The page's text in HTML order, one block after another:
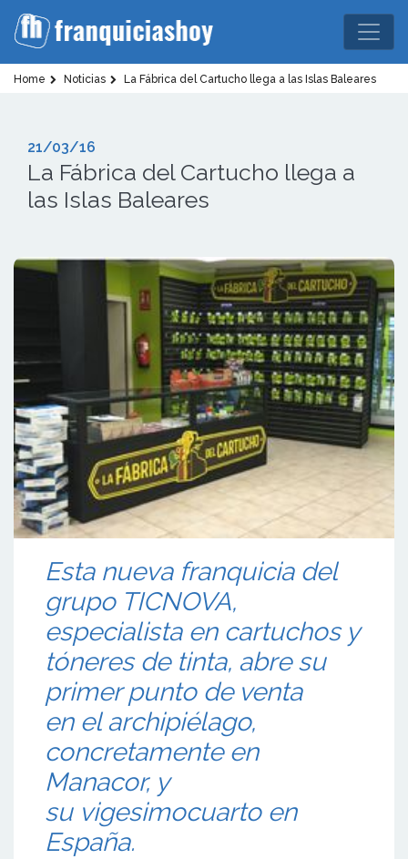
Home Noticias La Fábrica del Cartucho llega a las Islas Baleares
21/03/16
La Fábrica del Cartucho llega a
las Islas Baleares
Esta nueva franquicia del
grupo TICNOVA,
especialista en cartuchos y
tóneres de tinta, abre su
primer punto de venta
en el archipiélago,
concretamente en
Manacor, y
su vigesimocuarto en
España.